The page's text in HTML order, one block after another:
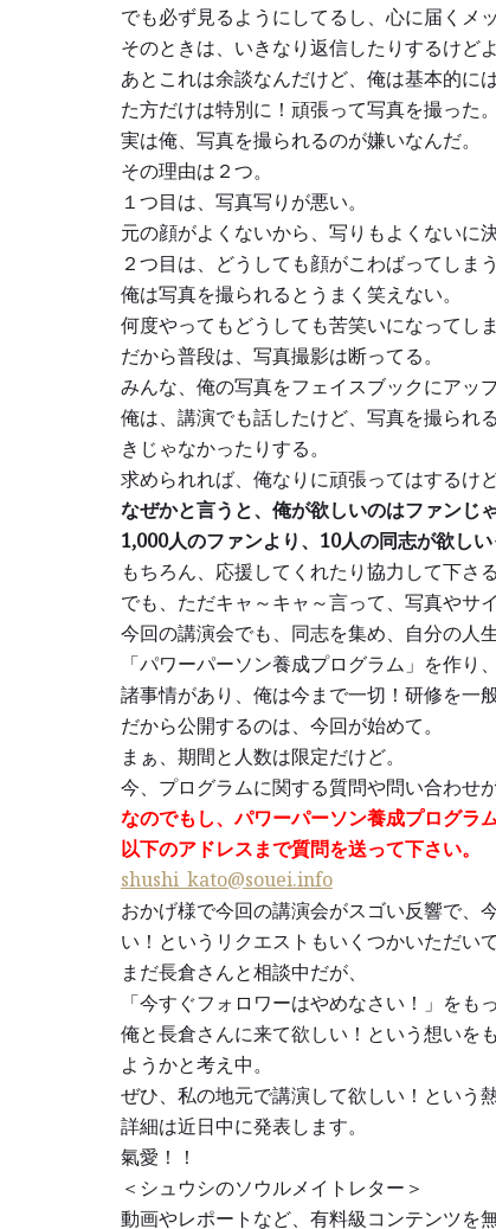
でも必ず見るようにしてるし、心に届くメ
そのときは、いきなり返信したりするけど
あとこれは余談なんだけど、俺は基本的に
た方だけは特別に！頑張って写真を撮った。
実は俺、写真を撮られるのが嫌いなんだ。
その理由は２つ。
１つ目は、写真写りが悪い。
元の顔がよくないから、写りもよくないに
２つ目は、どうしても顔がこわばってしまう
俺は写真を撮られるとうまく笑えない。
何度やってもどうしても苦笑いになってしま
だから普段は、写真撮影は断ってる。
みんな、俺の写真をフェイスブックにアッ
俺は、講演でも話したけど、写真を撮られ
きじゃなかったりする。
求められれば、俺なりに頑張ってはするけ
なぜかと言うと、俺が欲しいのはファンじ
1,000人のファンより、10人の同志が欲しい
もちろん、応援してくれたり協力して下さ
でも、ただキャ～キャ～言って、写真やサ
今回の講演会でも、同志を集め、自分の人
「パワーパーソン養成プログラム」を作り
諸事情があり、俺は今まで一切！研修を一
だから公開するのは、今回が始めて。
まぁ、期間と人数は限定だけど。
今、プログラムに関する質問や問い合わせ
なのでもし、パワーパーソン養成プログラ
以下のアドレスまで質問を送って下さい。
shushi_kato@souei.info
おかげ様で今回の講演会がスゴい反響で、
い！というリクエストもいくつかいただいて
まだ長倉さんと相談中だが、
「今すぐフォロワーはやめなさい！」をも
俺と長倉さんに来て欲しい！という想いを
ようかと考え中。
ぜひ、私の地元で講演して欲しい！という
詳細は近日中に発表します。
氣愛！！
＜シュウシのソウルメイトレター＞
動画やレポートなど、有料級コンテンツを